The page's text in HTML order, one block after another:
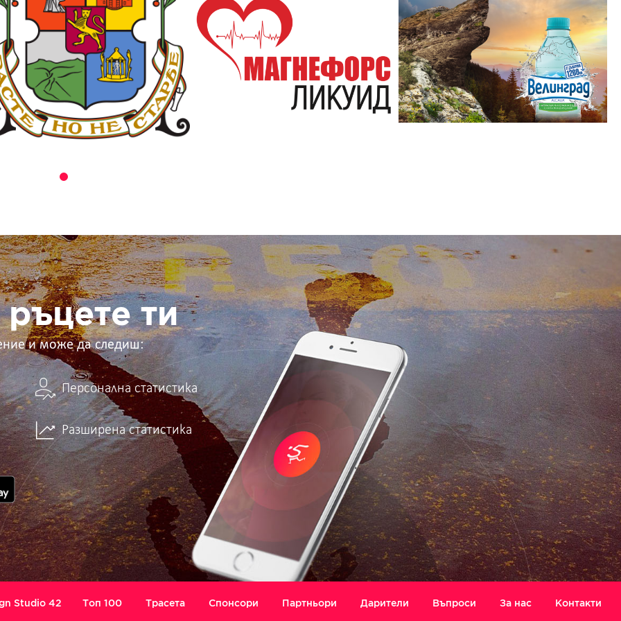
ръцете ти
и може да следиш:
Персонална статистика
Разширена статистика
Studio 42 Топ 100 Трасета Спонсори Партньори Дарители Въпроси За нас Контакти